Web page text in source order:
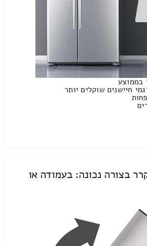
בממוצע
חיישנים שוקלים יותר
בצורה נכונה: בעמודה או